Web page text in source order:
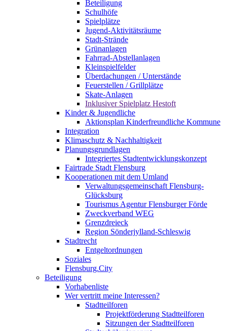
Beteiligung
Schulhöfe
Spielplätze
Jugend-Aktivitätsräume
Stadt-Strände
Grünanlagen
Fahrrad-Abstellanlagen
Kleinspielfelder
Überdachungen / Unterstände
Feuerstellen / Grillplätze
Skate-Anlagen
Inklusiver Spielplatz Hestoft
Kinder & Jugendliche
Aktionsplan Kinderfreundliche Kommune
Integration
Klimaschutz & Nachhaltigkeit
Planungsgrundlagen
Integriertes Stadtentwicklungskonzept
Fairtrade Stadt Flensburg
Kooperationen mit dem Umland
Verwaltungsgemeinschaft Flensburg-
Glücksburg
Tourismus Agentur Flensburger Förde
Zweckverband WEG
Grenzdreieck
Region Sönderjylland-Schleswig
Stadtrecht
Entgeltordnungen
Soziales
Flensburg.City
Beteiligung
Vorhabenliste
Wer vertritt meine Interessen?
Stadtteilforen
Projektförderung Stadtteilforen
Sitzungen der Stadtteilforen